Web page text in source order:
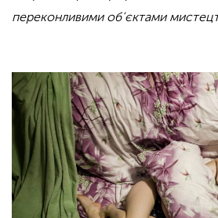
переконливими об’єктами